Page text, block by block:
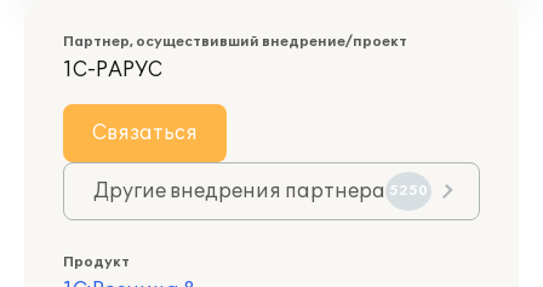
Партнер, осуществивший внедрение/проект
1С-РАРУС
Связаться
Другие внедрения партнера 5250
Продукт